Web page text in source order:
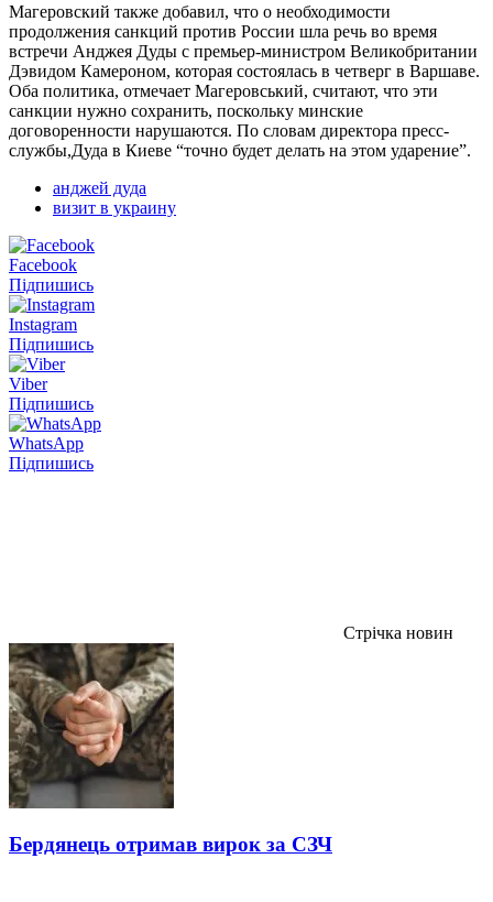
Магеровский также добавил, что о необходимости
продолжения санкций против России шла речь во время
встречи Анджея Дуды с премьер-министром Великобритании
Дэвидом Камероном, которая состоялась в четверг в Варшаве.
Оба политика, отмечает Магеровський, считают, что эти
санкции нужно сохранить, поскольку минские
договоренности нарушаются. По словам директора пресс-
службы,Дуда в Киеве “точно будет делать на этом ударение”.
анджей дуда
визит в украину
Facebook
Підпишись
Instagram
Підпишись
Viber
Підпишись
WhatsApp
Підпишись
Стрічка новин
Бердянець отримав вирок за СЗЧ